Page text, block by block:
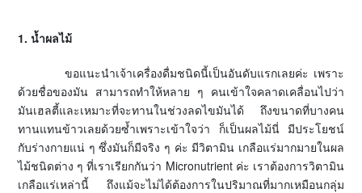
1. น้ำผลไม้
ขอแนะนำเจ้าเครื่องดื่มชนิดนี้เป็นอันดับแรกเลยค่ะ เพราะ
ด้วยชื่อของมัน สามารถทำให้หลาย ๆ คนเข้าใจคลาดเคลื่อนไปว่า
มันเฮลตี้และเหมาะที่จะทานในช่วงลดไขมันได้ ถึงขนาดที่บางคน
ทานแทนข้าวเลยด้วยซ้ำเพราะเข้าใจว่า ก็เป็นผลไม้นี่ มีประโยชน์
กับร่างกายแน่ ๆ ซึ่งมันก็มีจริง ๆ ค่ะ มีวิตามิน เกลือแร่มากมายในผล
ไม้ชนิดต่าง ๆ ที่เราเรียกกันว่า Micronutrient ค่ะ เราต้องการวิตามิน
เกลือแร่เหล่านี้ ถึงแม้จะไม่ได้ต้องการในปริมาณที่มากเหมือนกลุ่ม